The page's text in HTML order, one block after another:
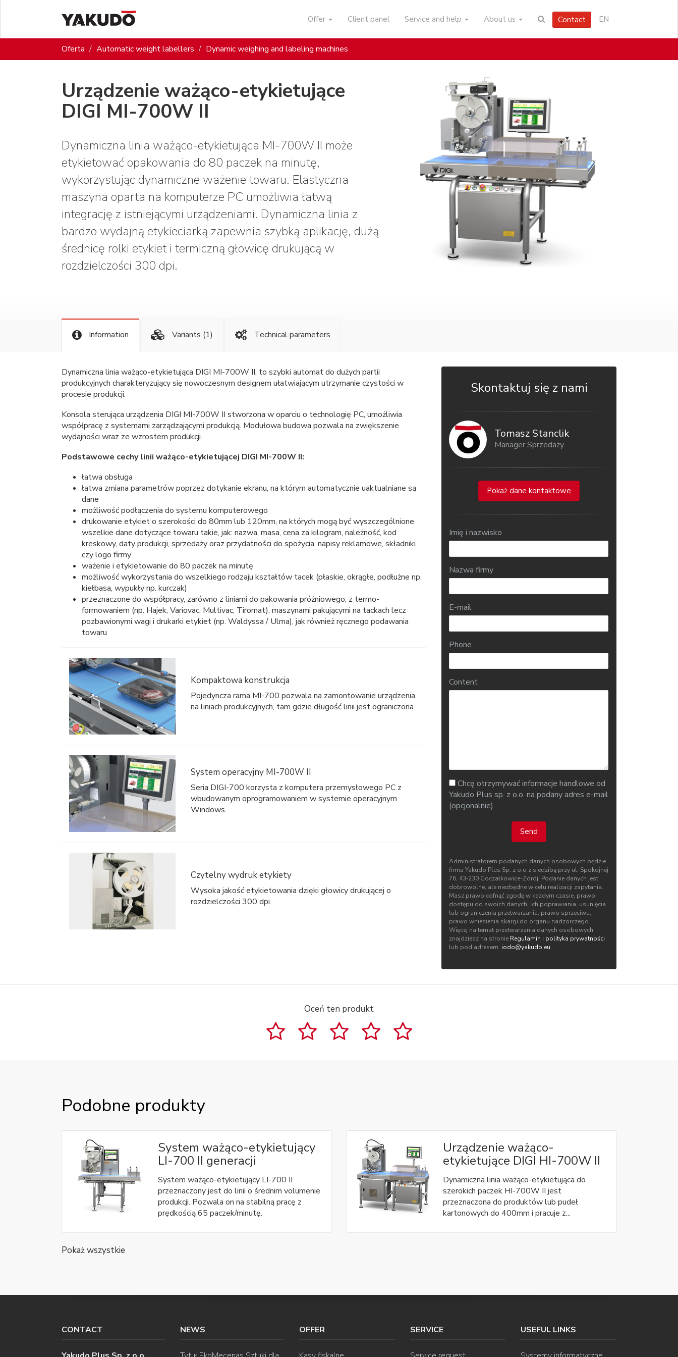
Offer Client panel Service and help About us Contact EN
Oferta Automatic weight labellers Dynamic weighing and labeling machines
Urządzenie ważąco-etykietujące
DIGI MI-700W II
Dynamiczna linia ważąco-etykietująca MI-700W II może
etykietować opakowania do 80 paczek na minutę,
wykorzystując dynamiczne ważenie towaru. Elastyczna
maszyna oparta na komputerze PC umożliwia łatwą
integrację z istniejącymi urządzeniami. Dynamiczna linia z
bardzo wydajną etykieciarką zapewnia szybką aplikację, dużą
średnicę rolki etykiet i termiczną głowicę drukującą w
rozdzielczości 300 dpi.
Information Variants (1) Technical parameters
Dynamiczna linia ważąco-etykietująca DIGI MI-700W II, to szybki automat do dużych partii
produkcyjnych charakteryzujący się nowoczesnym designem ułatwiającym utrzymanie czystości w
procesie produkcji.
Konsola sterująca urządzenia DIGI MI-700W II stworzona w oparciu o technologię PC, umożliwia
współpracę z systemami zarządzającymi produkcją. Modułowa budowa pozwala na zwiększenie
wydajności wraz ze wzrostem produkcji.
Podstawowe cechy linii ważąco-etykietującej DIGI MI-700W II:
łatwa obsługa
łatwa zmiana parametrów poprzez dotykanie ekranu, na którym automatycznie uaktualniane są
dane
możliwość podłączenia do systemu komputerowego
drukowanie etykiet o szerokości do 80mm lub 120mm, na których mogą być wyszczególnione
wszelkie dane dotyczące towaru takie, jak: nazwa, masa, cena za kilogram, należność, kod
kreskowy, daty produkcji, sprzedaży oraz przydatności do spożycia, napisy reklamowe, składniki
czy logo firmy
ważenie i etykietowanie do 80 paczek na minutę
możliwość wykorzystania do wszelkiego rodzaju kształtów tacek (płaskie, okrągłe, podłużne np.
kiełbasa, wypukły np. kurczak)
przeznaczone do współpracy, zarówno z liniami do pakowania próżniowego, z termo-
formowaniem (np. Hajek, Variovac, Multivac, Tiromat), maszynami pakującymi na tackach lecz
pozbawionymi wagi i drukarki etykiet (np. Waldyssa / Ulma), jak również ręcznego podawania
towaru
Kompaktowa konstrukcja
Pojedyncza rama MI-700 pozwala na zamontowanie urządzenia
na liniach produkcyjnych, tam gdzie długość linii jest ograniczona.
System operacyjny MI-700W II
Seria DIGI-700 korzysta z komputera przemysłowego PC z
wbudowanym oprogramowaniem w systemie operacyjnym
Windows.
Czytelny wydruk etykiety
Wysoka jakość etykietowania dzięki głowicy drukującej o
rozdzielczości 300 dpi.
Skontaktuj się z nami
Tomasz Stanclik
Manager Sprzedaży
Pokaż dane kontaktowe
Imię i nazwisko
Nazwa firmy
E-mail
Phone
Content
Chcę otrzymywać informacje handlowe od
Yakudo Plus sp. z o.o. na podany adres e-mail
(opcjonalnie)
Send
Administratorem podanych danych osobowych będzie
firma Yakudo Plus Sp. z o.o z siedzibą przy ul. Spokojnej
76, 43‑230 Goczałkowice-Zdrój. Podanie danych jest
dobrowolne, ale niezbędne w celu realizacji zapytania.
Masz prawo cofnąć zgodę w każdym czasie, prawo
dostępu do swoich danych, ich poprawiania, usunięcia
lub ograniczenia przetwarzania, prawo sprzeciwu,
prawo wniesienia skargi do organu nadzorczego.
Więcej na temat przetwarzania danych osobowych
znajdziesz na stronie Regulamin i polityka prywatności
lub pod adresem: iodo@yakudo.eu.
Oceń ten produkt
Podobne produkty
System ważąco-etykietujący
LI-700 II generacji
System ważąco-etykietujący LI-700 II
przeznaczony jest do linii o średnim volumenie
produkcji. Pozwala on na stabilną pracę z
prędkością 65 paczek/minutę.
Urządzenie ważąco-
etykietujące DIGI HI-700W II
Dynamiczna linia ważąco-etykietująca do
szerokich paczek HI-700W II jest
przeznaczona do produktów lub pudeł
kartonowych do 400mm i pracuje z...
Pokaż wszystkie
CONTACT NEWS OFFER SERVICE USEFUL LINKS